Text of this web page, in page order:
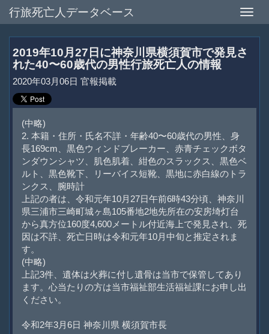
Toggle
行旅死亡人データベース
2019年10月27日に神奈川県横須賀市で発見さ
れた40〜60歳代の男性行旅死亡人の情報
2020年03月06日 官報掲載
(中略)
2. 本籍・住所・氏名不詳・年齢40〜60歳代の男性、身
長169cm、黒色ウィンドブレーカー、赤青チェックボタ
ンダウンシャツ、肌色肌着、紺色のスラックス、黒色ベ
ルト、黒色靴下、リーバイス短靴、黒地に赤白線のトラ
ンクス、腕時計
上記の者は、令和元年10月27日午前6時43分頃、神奈川
県三浦市三崎町城ヶ島105番地2地先所在の安房埼灯台
から真方位160度4,600メートル付近海上で発見され、死
因は不詳、死亡日時は令和元年10月中旬と推定されま
す。
(中略)
上記3件、遺体は火葬に付し遺骨は当市で保管してあり
ます。心当たりの方は当市福祉部生活福祉課にお申し出
ください。
令和2年3月6日 神奈川県 横須賀市長